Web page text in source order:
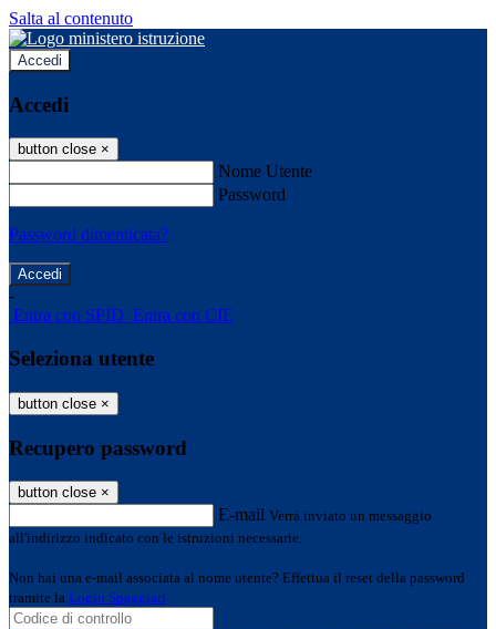
Salta al contenuto
Accedi
Accedi
button close ×
Nome Utente
Password
Password dimenticata?
-
Entra con SPID Entra con CIE
Seleziona utente
button close ×
Recupero password
button close ×
E-mail Verrà inviato un messaggio
all'indirizzo indicato con le istruzioni necessarie.
Non hai una e-mail associata al nome utente? Effettua il reset della password
tramite la Login Spaggiari